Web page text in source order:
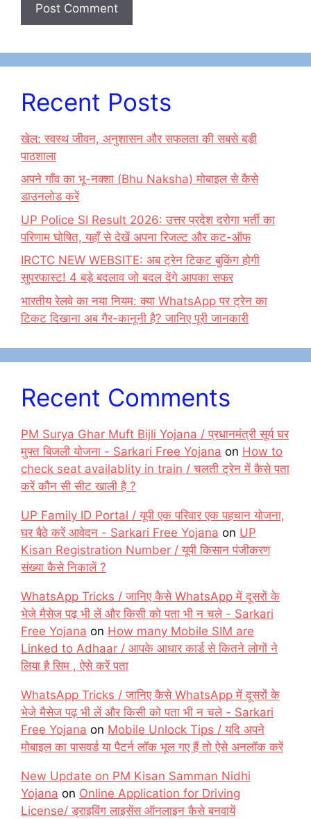
Recent Posts
खेल: स्वस्थ जीवन, अनुशासन और सफलता की सबसे बड़ी
पाठशाला
अपने गाँव का भू-नक्शा (Bhu Naksha) मोबाइल से कैसे
डाउनलोड करें
UP Police SI Result 2026: उत्तर प्रदेश दरोगा भर्ती का
परिणाम घोषित, यहाँ से देखें अपना रिजल्ट और कट-ऑफ
IRCTC NEW WEBSITE: अब ट्रेन टिकट बुकिंग होगी
सुपरफास्ट! 4 बड़े बदलाव जो बदल देंगे आपका सफर
भारतीय रेलवे का नया नियम: क्या WhatsApp पर ट्रेन का
टिकट दिखाना अब गैर-कानूनी है? जानिए पूरी जानकारी
Recent Comments
PM Surya Ghar Muft Bijli Yojana / प्रधानमंत्री सूर्य घर
मुफ्त बिजली योजना - Sarkari Free Yojana on How to
check seat availablity in train / चलती ट्रेन में कैसे पता
करें कौन सी सीट खाली है ?
UP Family ID Portal / यूपी एक परिवार एक पहचान योजना,
घर बैठे करें आवेदन - Sarkari Free Yojana on UP
Kisan Registration Number / यूपी किसान पंजीकरण
संख्या कैसे निकालें ?
WhatsApp Tricks / जानिए कैसे WhatsApp में दूसरों के
भेजे मैसेज पढ़ भी लें और किसी को पता भी न चले - Sarkari
Free Yojana on How many Mobile SIM are
Linked to Adhaar / आपके आधार कार्ड से कितने लोगों ने
लिया है सिम , ऐसे करें पता
WhatsApp Tricks / जानिए कैसे WhatsApp में दूसरों के
भेजे मैसेज पढ़ भी लें और किसी को पता भी न चले - Sarkari
Free Yojana on Mobile Unlock Tips / यदि अपने
मोबाइल का पासवर्ड या पैटर्न लॉक भूल गए हैं तो ऐसे अनलॉक करें
New Update on PM Kisan Samman Nidhi
Yojana on Online Application for Driving
License/ ड्राइविंग लाइसेंस ऑनलाइन कैसे बनवायें